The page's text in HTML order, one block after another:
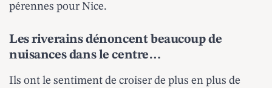
pérennes pour Nice.
Les riverains dénoncent beaucoup de
nuisances dans le centre…
Ils ont le sentiment de croiser de plus en plus de